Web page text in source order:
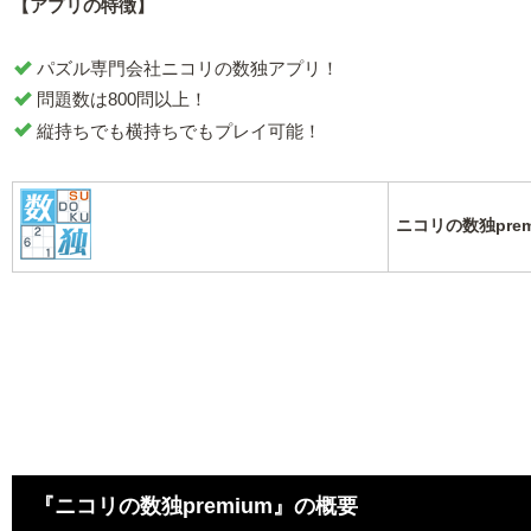
【アプリの特徴】
パズル専門会社ニコリの数独アプリ！
問題数は800問以上！
縦持ちでも横持ちでもプレイ可能！
ニコリの数独
『ニコリの数独premium』の概要